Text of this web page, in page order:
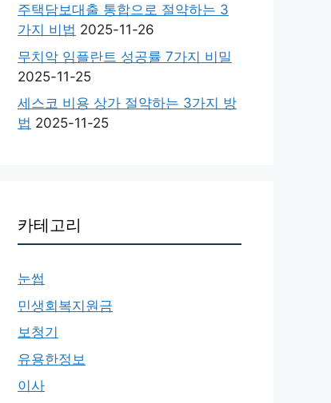
주택담보대출 통합으로 절약하는 3
가지 비법 2025-11-26
무치악 임플란트 성공률 7가지 비밀
2025-11-25
세스코 비용 상가 절약하는 3가지 방
법 2025-11-25
카테고리
눈썹
민생회복지원금
보청기
유용한정보
이사